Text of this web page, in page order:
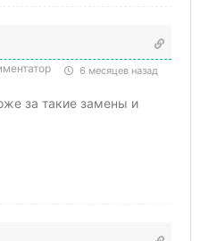
6 месяцев назад
за такие замены и